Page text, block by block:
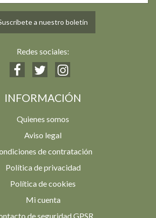
a nuestro boletín
Redes sociales:
INFORMACIÓN
Quienes somos
Aviso legal
de contratación
Política de privacidad
Política de cookies
Mi cuenta
de seguridad GPSR